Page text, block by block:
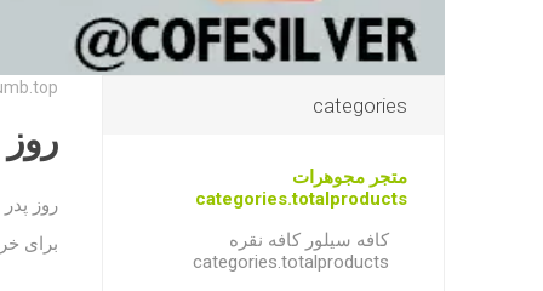
روز
روز پدر
برای
categories
متجر مجوهرات
categories.totalproducts
کافه سیلور کافه نقره
categories.totalproducts